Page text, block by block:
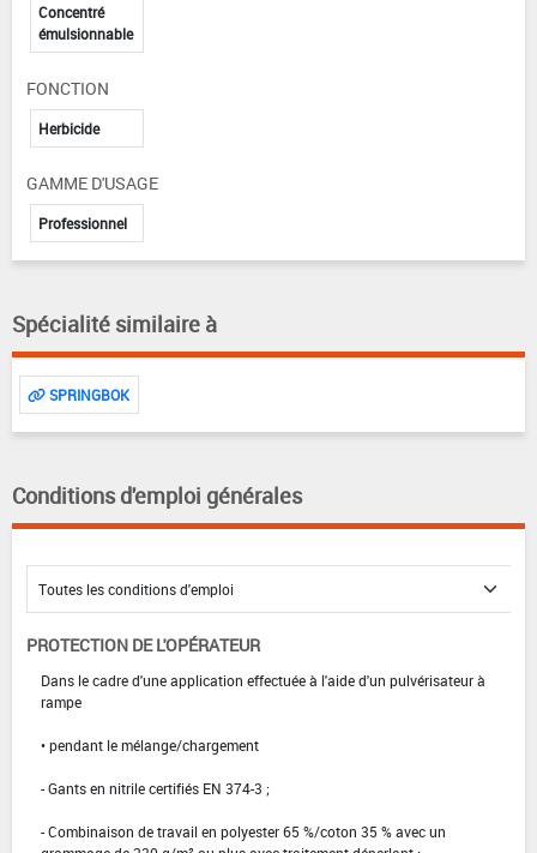
Concentré
émulsionnable
FONCTION
Herbicide
GAMME D'USAGE
Professionnel
Spécialité similaire à
SPRINGBOK
Conditions d'emploi générales
PROTECTION DE L'OPÉRATEUR
Dans le cadre d'une application effectuée à l'aide d'un pulvérisateur à
rampe
• pendant le mélange/chargement
- Gants en nitrile certifiés EN 374-3 ;
- Combinaison de travail en polyester 65 %/coton 35 % avec un